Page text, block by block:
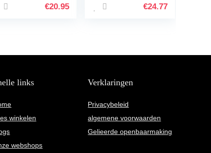
€20.95 €24.77
links
winkelen
webshops
Verklaringen
Privacybeleid
algemene voorwaarden
Gelieerde openbaarmaking